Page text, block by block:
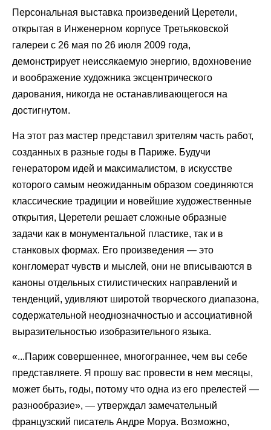
Персональная выставка произведений Церетели,
открытая в Инженерном корпусе Третьяковской
галереи с 26 мая по 26 июля 2009 года,
демонстрирует неиссякаемую энергию, вдохновение
и воображение художника эксцентрического
дарования, никогда не останавливающегося на
достигнутом.
На этот раз мастер представил зрителям часть работ,
созданных в разные годы в Париже. Будучи
генератором идей и максималистом, в искусстве
которого самым неожиданным образом соединяются
классические традиции и новейшие художественные
открытия, Церетели решает сложные образные
задачи как в монументальной пластике, так и в
станковых формах. Его произведения — это
конгломерат чувств и мыслей, они не вписываются в
каноны отдельных стилистических направлений и
тенденций, удивляют широтой творческого диапазона,
содержательной неоднозначностью и ассоциативной
выразительностью изобразительного языка.
«...Париж совершеннее, многограннее, чем вы себе
представляете. Я прошу вас провести в нем месяцы,
может быть, годы, потому что одна из его прелестей —
разнообразие», — утверждал замечательный
французский писатель Андре Моруа. Возможно,